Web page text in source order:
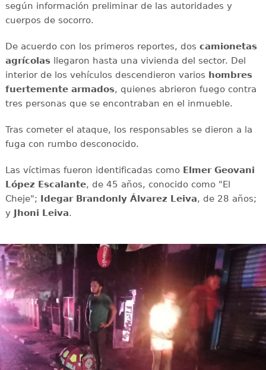
según información preliminar de las autoridades y
cuerpos de socorro.
De acuerdo con los primeros reportes, dos camionetas
agrícolasllegaron hasta una vivienda del sector. Del
interior de los vehículos descendieron varios hombres
fuertemente armados, quienes abrieron fuego contra
tres personas que se encontraban en el inmueble.
Tras cometer el ataque, los responsables se dieron a la
fuga con rumbo desconocido.
Las víctimas fueron identificadas como Elmer Geovani
López Escalante, de 45 años, conocido como "El
Cheje";
Idegar Brandonly Álvarez Leiva, de 28 años;
y
Jhoni Leiva.